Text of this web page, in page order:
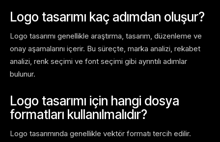
Logo tasarımı kaç adımdan oluşur?
Logo tasarımı genellikle araştırma, tasarım, düzenleme ve
onay aşamalarını içerir. Bu süreçte, marka analizi, rekabet
analizi, renk seçimi ve font seçimi gibi ayrıntılı adımlar
bulunur.
Logo tasarımı için hangi dosya
formatları kullanılmalıdır?
Logo tasarımında genellikle vektör formatı tercih edilir.